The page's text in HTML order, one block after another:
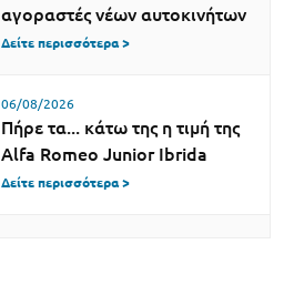
αγοραστές νέων αυτοκινήτων
Δείτε περισσότερα >
06/08/2026
Πήρε τα... κάτω της η τιμή της
Alfa Romeo Junior Ibrida
Δείτε περισσότερα >